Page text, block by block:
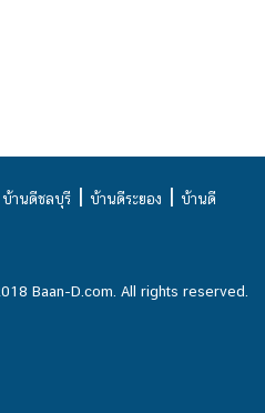
บ้านดีชลบุรี | บ้านดีระยอง | บ้านดี
Baan-D.com. All rights reserved.